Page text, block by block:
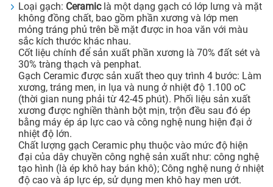
Loại gạch: Ceramiclà một dạng gạch có lớp lưng và mặt
không đồng chất, bao gồm phần xương và lớp men
mỏng tráng phủ trên bề mặt được in hoa văn với màu
sắc kích thước khác nhau.
Cốt liệu chính để sản xuất phần xương là 70% đất sét và
30% tràng thạch và penphat.
Gạch Ceramic được sản xuất theo quy trình 4 bước: Làm
xương, tráng men, in lụa và nung ở nhiệt độ 1.100 oC
(thời gian nung phải từ 42-45 phút). Phối liệu sản xuất
xương được nghiền thành bột mịn, trộn đều sau đó ép
bằng máy ép áp lực cao và công nghệ nung hiện đại ở
nhiệt độ lớn.
Chất lượng gạch Ceramic phụ thuộc vào mức độ hiện
đại của dây chuyền công nghệ sản xuất như: công nghệ
tạo hình (là ép khô hay bán khô); Công nghệ nung ở nhiệt
độ cao và áp lực ép, sử dụng men khô hay men ướt.